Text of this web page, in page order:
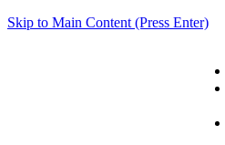
Skip to Main Content (Press Enter)